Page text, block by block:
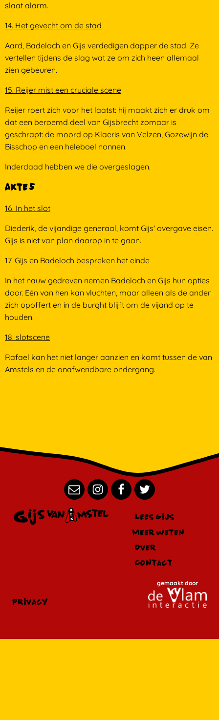
slaat alarm.
14. Het gevecht om de stad
Aard, Badeloch en Gijs verdedigen dapper de stad. Ze
vertellen tijdens de slag wat ze om zich heen allemaal
zien gebeuren.
15. Reijer mist een cruciale scene
Reijer roert zich voor het laatst: hij maakt zich er druk om
dat een beroemd deel van Gijsbrecht zomaar is
geschrapt: de moord op Klaeris van Velzen, Gozewijn de
Bisschop en een heleboel nonnen.
Inderdaad hebben we die overgeslagen.
Akte 5
16. In het slot
Diederik, de vijandige generaal, komt Gijs' overgave eisen.
Gijs is niet van plan daarop in te gaan.
17. Gijs en Badeloch bespreken het einde
In het nauw gedreven nemen Badeloch en Gijs hun opties
door. Eén van hen kan vluchten, maar alleen als de ander
zich opoffert en in de burght blijft om de vijand op te
houden.
18. slotscene
Rafael kan het niet langer aanzien en komt tussen de van
Amstels en de onafwendbare ondergang.
Lees Gijs
Meer weten
Over
Contact
privacy
gemaakt door